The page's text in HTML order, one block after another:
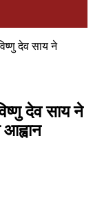
देव साय ने
देव साय ने